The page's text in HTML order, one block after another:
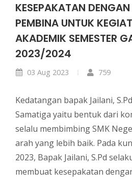
KESEPAKATAN
PEMBINA UNTUK
AKADEMIK SEMESTER
2023/2024
03 Aug 2023 759
Kedatangan bapak Jailani,
Samatiga yaitu bentuk dari
selalu membimbing SMK
arah yang lebih baik. Pada
2023, Bapak Jailani, S.Pd
membuat kesepakatan